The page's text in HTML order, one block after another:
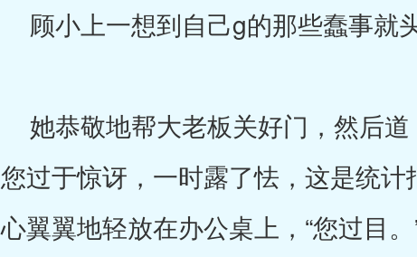
顾小上一想到自己g的那些蠢事就
她恭敬地帮大老板关好门，然后道
您过于惊讶，一时露了怯，这是统
心翼翼地轻放在办公桌上，“您过目。